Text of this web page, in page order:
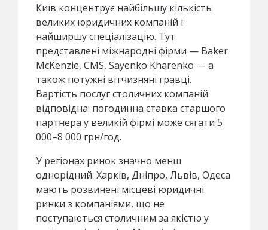
Київ концентрує найбільшу кількість
великих юридичних компаній і
найширшу спеціалізацію. Тут
представлені міжнародні фірми — Baker
McKenzie, CMS, Sayenko Kharenko — а
також потужні вітчизняні гравці.
Вартість послуг столичних компаній
відповідна: погодинна ставка старшого
партнера у великій фірмі може сягати 5
000–8 000 грн/год.
У регіонах ринок значно менш
однорідний. Харків, Дніпро, Львів, Одеса
мають розвинені місцеві юридичні
ринки з компаніями, що не
поступаються столичним за якістю у